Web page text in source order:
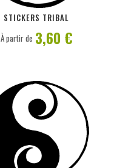
STICKERS TRIBAL
PERSONNALISER
À partir de 3,60 €